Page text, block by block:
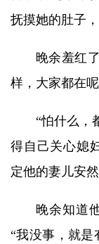
抚摸她的肚子
晚余羞红
样，大家都在
“怕什么，
得自己关心媳
定他的妻儿安然
晚余知道
“我没事，就是